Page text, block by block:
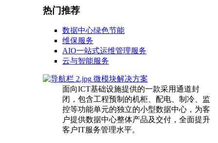
热门推荐
数据中心绿色节能
维保服务
AIO一站式运维管理服务
云与智能服务
微模块解决方案
面向ICT基础设施提供的一款采用通道封
闭，包含工程预制的机柜、配电、制冷、监
控等功能单元的独立的小型数据中心，为客
户提供数据中心整体产品及交付，全面提升
客户IT服务管理水平。